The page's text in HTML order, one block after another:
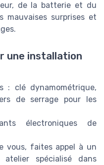
de la batterie et du
mauvaises surprises et
une installation
: clé dynamométrique,
de serrage pour les
électroniques de
vous, faites appel à un
spécialisé dans